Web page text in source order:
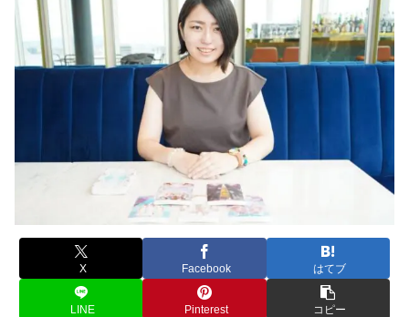
X Facebook はてブ
LINE Pinterest コピー